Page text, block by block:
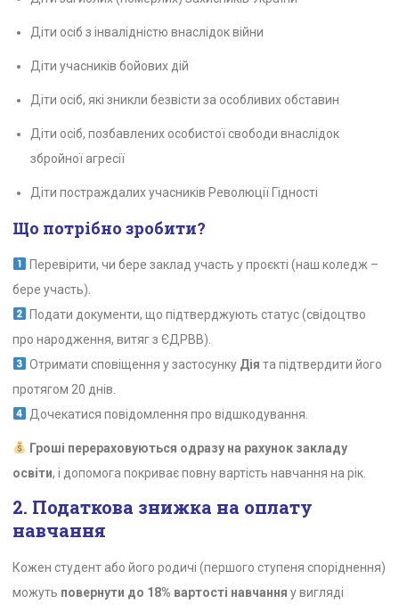
Діти осіб з інвалідністю внаслідок війни
Діти учасників бойових дій
Діти осіб, які зникли безвісти за особливих обставин
Діти осіб, позбавлених особистої свободи внаслідок
збройної агресії
Діти постраждалих учасників Революції Гідності
Що потрібно зробити?
Перевірити, чи бере заклад участь у проєкті (наш коледж –
бере участь).
Подати документи, що підтверджують статус (свідоцтво
про народження, витяг з ЄДРВВ).
Отримати сповіщення у застосунку Дія та підтвердити його
протягом 20 днів.
Дочекатися повідомлення про відшкодування.
Гроші перераховуються одразу на рахунок закладу
освіти, і допомога покриває повну вартість навчання на рік.
2. Податкова знижка на оплату
навчання
Кожен студент або його родичі (першого ступеня споріднення)
можуть повернути до 18% вартості навчання у вигляді